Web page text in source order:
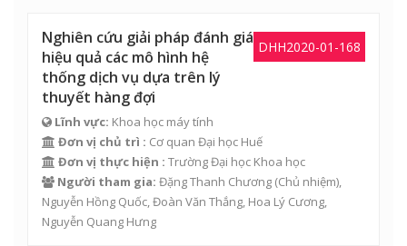
DHH2020-01-168
Nghiên cứu giải pháp đánh giá
hiệu quả các mô hình hệ
thống dịch vụ dựa trên lý
thuyết hàng đợi
Lĩnh vực: Khoa học máy tính
Đơn vị chủ trì : Cơ quan Đại học Huế
Đơn vị thực hiện : Trường Đại học Khoa học
Người tham gia: Đặng Thanh Chương (Chủ nhiệm),
Nguyễn Hồng Quốc, Đoàn Văn Thắng, Hoa Lý Cương,
Nguyễn Quang Hưng